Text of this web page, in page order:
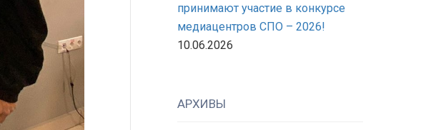
принимают участие в конкурсе
медиацентров СПО – 2026!
10.06.2026
АРХИВЫ